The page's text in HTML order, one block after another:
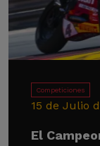
Competiciones
15 de Julio
El